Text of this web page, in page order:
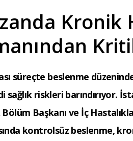
Kronik
süreçte beslenme
sağlık riskleri barındırıyor.
Başkanı ve İç
kontrolsüz beslenme,